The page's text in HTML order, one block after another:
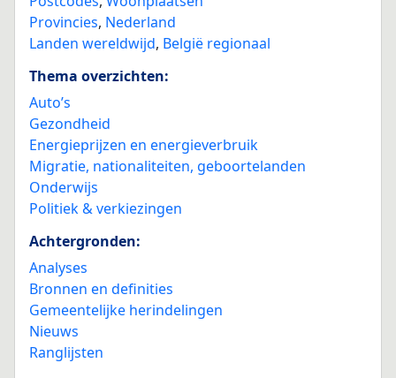
Provincies, Nederland
Landen wereldwijd, België regionaal
Thema overzichten:
Auto’s
Gezondheid
Energieprijzen en energieverbruik
Migratie, nationaliteiten, geboortelanden
Onderwijs
Politiek & verkiezingen
Achtergronden:
Analyses
Bronnen en definities
Gemeentelijke herindelingen
Nieuws
Ranglijsten